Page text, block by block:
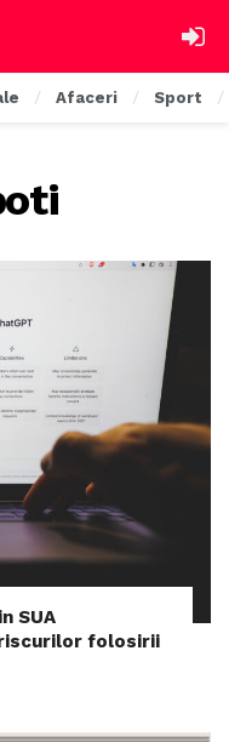
Afaceri Sport
SUA
folosirii